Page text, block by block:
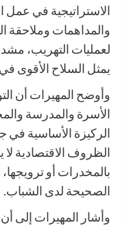
الاستراتيجية في عمل
والمداهمات وملاحقة
لعمليات التهريب،
يمثل السلاح الأقوى
وأوضح المهيرات أن
الأسرة والمدرسة
الركيزة الأساسية في
الظروف الاقتصادية لا
بالمخدرات أو
الصحيحة لدى الشباب.
وأشار المهيرات إلى